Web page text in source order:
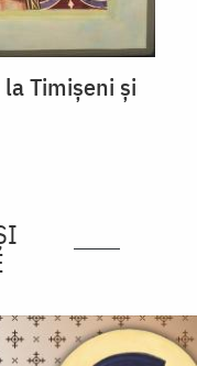
Timișeni și